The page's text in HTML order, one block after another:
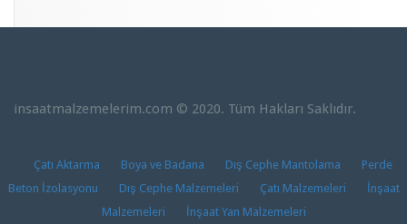
insaatmalzemelerim.com © 2020. Tüm Hakları Saklıdır.
Çatı Aktarma Boya ve Badana Dış Cephe Mantolama
Perde
Beton İzolasyonu
Dış Cephe Malzemeleri Çatı Malzemeleri
İnşaat
Malzemeleri
İnşaat Yan Malzemeleri